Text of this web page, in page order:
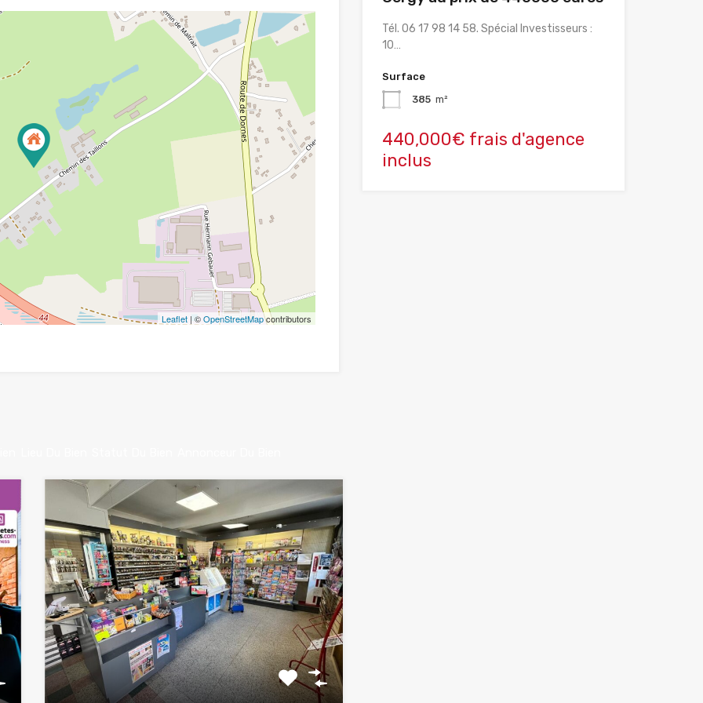
Leaflet| ©OpenStreetMapcontributors
Tél. 06 17 98 14 58. Spécial Investisseurs :
10…
Surface
385 m²
440,000€ frais d'agence
inclus